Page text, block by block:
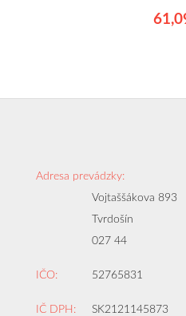
Adresa prevádzky:
Vojtaššákova 893
Tvrdošín
027 44
IČO: 52765831
IČ DPH: SK2121145873